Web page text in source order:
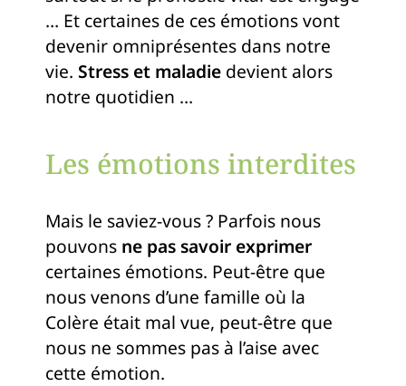
… Et certaines de ces émotions vont
devenir omniprésentes dans notre
vie. Stress et maladie devient alors
notre quotidien …
Les émotions interdites
Mais le saviez-vous ? Parfois nous
pouvons ne pas savoir exprimer
certaines émotions. Peut-être que
nous venons d’une famille où la
Colère était mal vue, peut-être que
nous ne sommes pas à l’aise avec
cette émotion.